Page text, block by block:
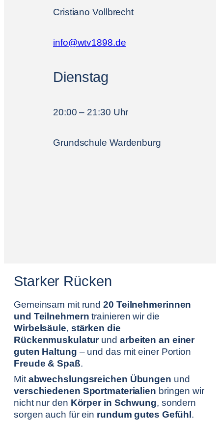
Cristiano Vollbrecht
info@wtv1898.de
Dienstag
20:00 – 21:30 Uhr
Grundschule Wardenburg
Starker Rücken
Gemeinsam mit rund20 Teilnehmerinnen
und Teilnehmern trainieren wir die
Wirbelsäule, stärken die
Rückenmuskulaturund arbeiten an einer
guten Haltung – und das mit einer Portion
Freude & Spaß.
Mit abwechslungsreichen Übungen und
verschiedenen Sportmaterialien bringen wir
nicht nur den Körper in Schwung, sondern
sorgen auch für ein rundum gutes Gefühl .